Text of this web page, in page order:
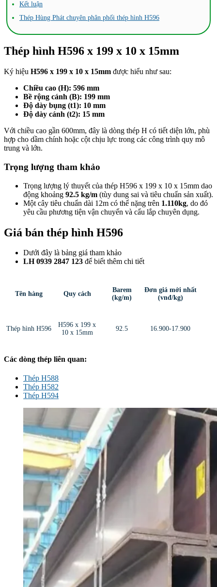
Kết luận
Thép Hùng Phát chuyên phân phối thép hình H596
Thép hình H596 x 199 x 10 x 15mm
Ký hiệu H596 x 199 x 10 x 15mm được hiểu như sau:
Chiều cao (H): 596 mm
Bề rộng cánh (B): 199 mm
Độ dày bụng (t1): 10 mm
Độ dày cánh (t2): 15 mm
Với chiều cao gần 600mm, đây là dòng thép H có tiết diện lớn, phù
hợp cho dầm chính hoặc cột chịu lực trong các công trình quy mô
trung và lớn.
Trọng lượng tham khảo
Trọng lượng lý thuyết của thép H596 x 199 x 10 x 15mm dao
động khoảng 92.5 kg/m (tùy dung sai và tiêu chuẩn sản xuất).
Một cây tiêu chuẩn dài 12m có thể nặng trên 1.110kg, do đó
yêu cầu phương tiện vận chuyển và cẩu lắp chuyên dụng.
Giá bán thép hình H596
Dưới đây là bảng giá tham khảo
LH 0939 2847 123 để biết thêm chi tiết
Tên hàng Quy cách
Barem
(kg/m)
Đơn giá mới nhất
(vnđ/kg)
Thép hình H596
H596 x 199 x
10 x 15mm
92.5 16.900-17.900
Các dòng thép liên quan:
Thép H588
Thép H582
Thép H594